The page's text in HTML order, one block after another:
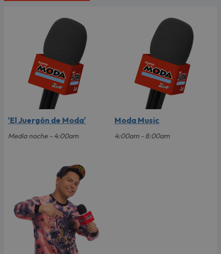
'El Juergón de Moda'
Media noche - 4:00am
Moda Music
4:00am - 8:00am